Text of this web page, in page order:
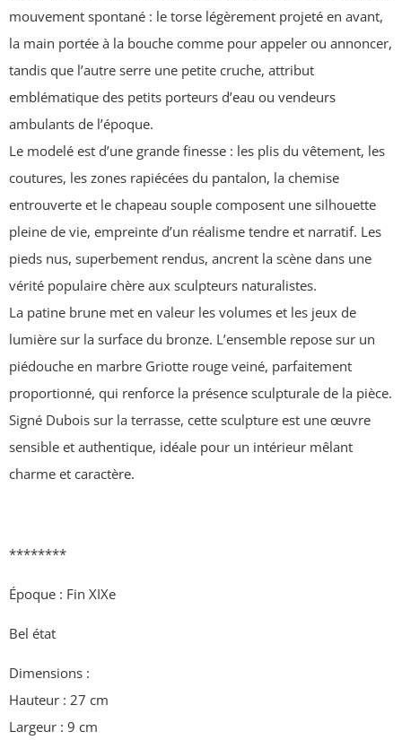
mouvement spontané : le torse légèrement projeté en avant,
la main portée à la bouche comme pour appeler ou annoncer,
tandis que l’autre serre une petite cruche, attribut
emblématique des petits porteurs d’eau ou vendeurs
ambulants de l’époque.
Le modelé est d’une grande finesse : les plis du vêtement, les
coutures, les zones rapiécées du pantalon, la chemise
entrouverte et le chapeau souple composent une silhouette
pleine de vie, empreinte d’un réalisme tendre et narratif. Les
pieds nus, superbement rendus, ancrent la scène dans une
vérité populaire chère aux sculpteurs naturalistes.
La patine brune met en valeur les volumes et les jeux de
lumière sur la surface du bronze. L’ensemble repose sur un
piédouche en marbre Griotte rouge veiné, parfaitement
proportionné, qui renforce la présence sculpturale de la pièce.
Signé Dubois sur la terrasse, cette sculpture est une œuvre
sensible et authentique, idéale pour un intérieur mêlant
charme et caractère.
********
Époque : Fin XIXe
Bel état
Dimensions :
Hauteur : 27 cm
Largeur : 9 cm